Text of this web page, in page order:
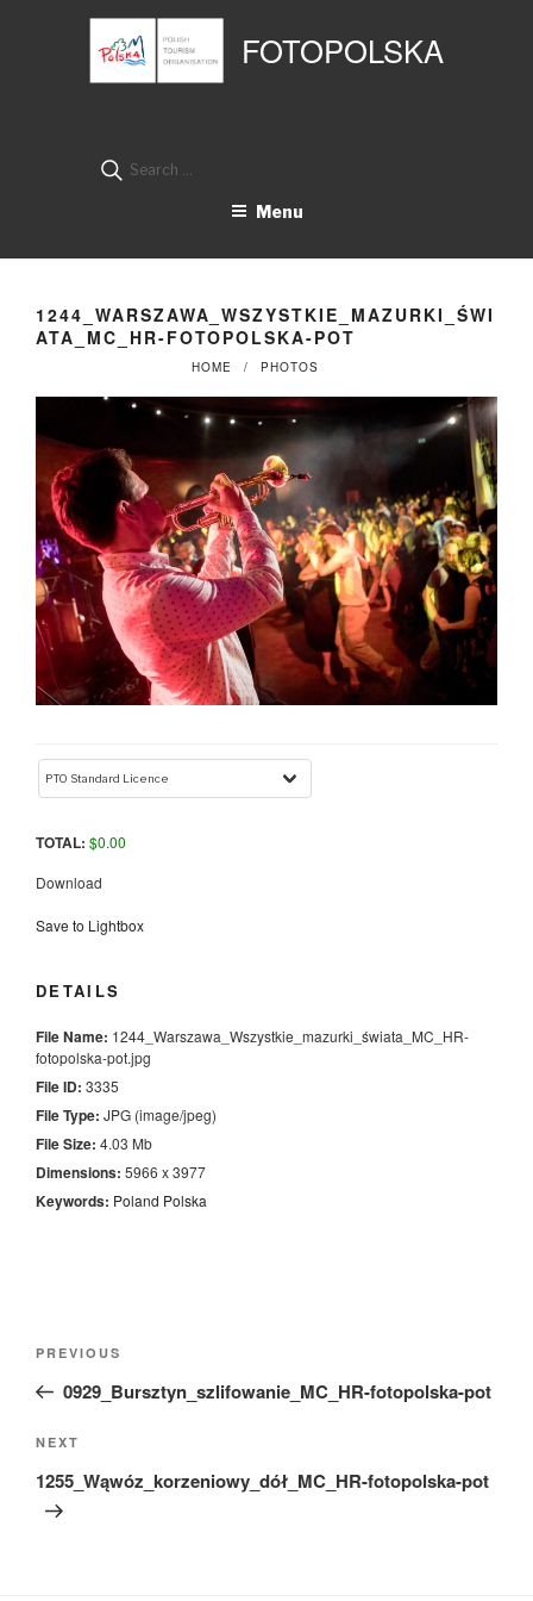
FOTOPOLSKA
Search
Menu
1244_WARSZAWA_WSZYSTKIE_MAZURKI_ŚWI
ATA_MC_HR-FOTOPOLSKA-POT
HOME PHOTOS
TOTAL: $0.00
Download
Save to Lightbox
DETAILS
File Name: 1244_Warszawa_Wszystkie_mazurki_świata_MC_HR-
fotopolska-pot.jpg
File ID: 3335
File Type: JPG (image/jpeg)
File Size: 4.03 Mb
Dimensions: 5966 x 3977
Keywords: Poland Polska
Previous
Post
PREVIOUS
0929_Bursztyn_szlifowanie_MC_HR-fotopolska-pot
Next
Post
NEXT
1255_Wąwóz_korzeniowy_dół_MC_HR-fotopolska-pot
Panel zarządzania plikami cookies